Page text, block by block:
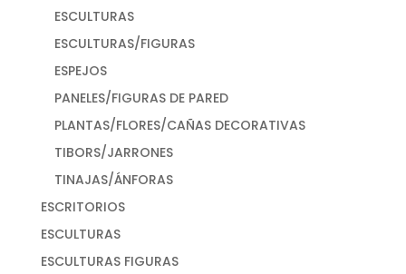
ESCULTURAS
ESCULTURAS/FIGURAS
ESPEJOS
PANELES/FIGURAS DE PARED
PLANTAS/FLORES/CAÑAS DECORATIVAS
TIBORS/JARRONES
TINAJAS/ÁNFORAS
ESCRITORIOS
ESCULTURAS
ESCULTURAS FIGURAS